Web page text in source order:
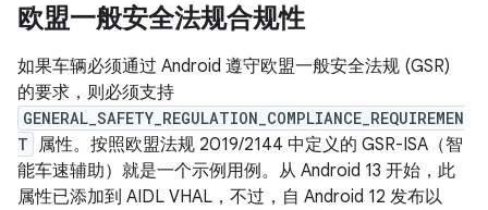
欧盟一般安全法规合规性
如果车辆必须通过 Android 遵守欧盟一般安全法规 (GSR)
的要求，则必须支持
GENERAL_SAFETY_REGULATION_COMPLIANCE_REQUIREMEN
T
属性。按照欧盟法规 2019/2144 中定义的 GSR-ISA（智
能车速辅助）就是一个示例用例。从 Android 13 开始，此
属性已添加到 AIDL VHAL，不过，自 Android 12 发布以